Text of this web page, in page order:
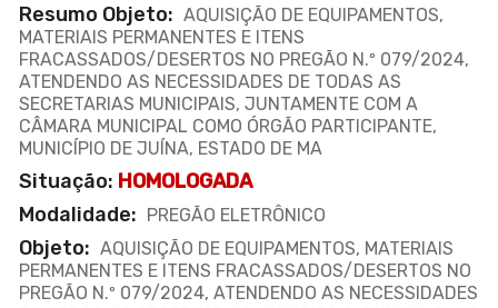
Resumo Objeto: AQUISIÇÃO DE EQUIPAMENTOS,
MATERIAIS PERMANENTES E ITENS
FRACASSADOS/DESERTOS NO PREGÃO N.º 079/2024,
ATENDENDO AS NECESSIDADES DE TODAS AS
SECRETARIAS MUNICIPAIS, JUNTAMENTE COM A
CÂMARA MUNICIPAL COMO ÓRGÃO PARTICIPANTE,
MUNICÍPIO DE JUÍNA, ESTADO DE MA
Situação: HOMOLOGADA
Modalidade: PREGÃO ELETRÔNICO
Objeto: AQUISIÇÃO DE EQUIPAMENTOS, MATERIAIS
PERMANENTES E ITENS FRACASSADOS/DESERTOS NO
PREGÃO N.º 079/2024, ATENDENDO AS NECESSIDADES